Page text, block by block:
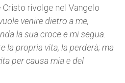
Cristo rivolge nel Vangelo
venire dietro a me,
la sua croce e mi segua.
la propria vita, la perderà; ma
per causa mia e del